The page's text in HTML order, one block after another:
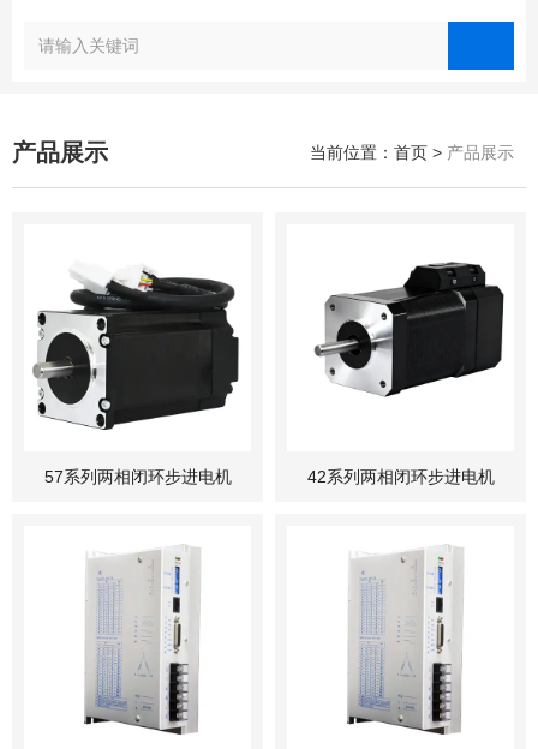
产品展示 当前位置：首页 > 产品展示
57系列两相闭环步进电机 42系列两相闭环步进电机